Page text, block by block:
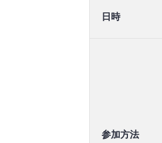
日時
参加方法